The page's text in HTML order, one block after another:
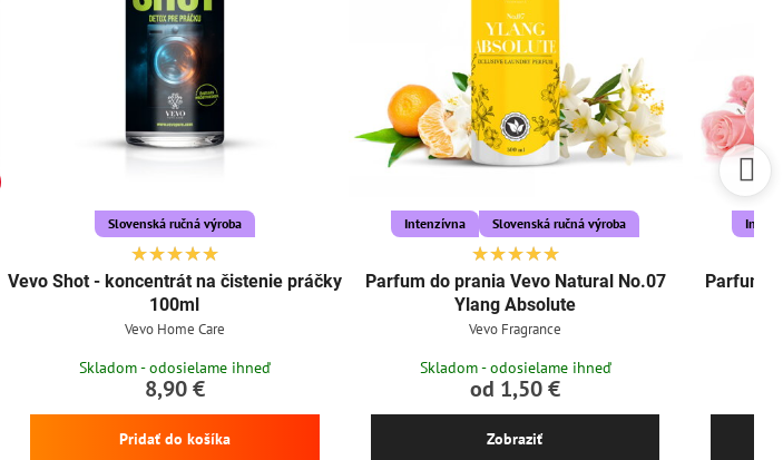
Slovenská ručná výroba
Vevo Shot - koncentrát na čistenie práčky
100ml
Vevo Home Care
Skladom - odosielame ihneď
8,90 €
Pridať do košíka
Intenzívna Slovenská ručná výroba
Parfum do prania Vevo Natural No.07
Ylang Absolute
Vevo Fragrance
Skladom - odosielame ihneď
od 1,50 €
Zobraziť
Parfum